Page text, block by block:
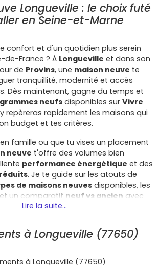
Longueville : le choix futé
en Seine-et-Marne
confort et d'un quotidien plus serein
de-France ? À Longueville et dans son
de Provins, une maison neuve te
tranquillité, modernité et accès
Dès maintenant, gagne du temps et
neufs disponibles sur Vivre
repèreras rapidement les maisons qui
budget et tes critères.
famille ou que tu vises un placement
neuve t'offre des volumes bien
performance énergétique et des
. Je te guide sur les atouts de
de maisons neuves disponibles, les
un comparatif neuf vs ancien avec
note DPEmoyenne constatée dans
dans une maison
Lire la suite...
à Longueville (77650)
à Longueville (77650)